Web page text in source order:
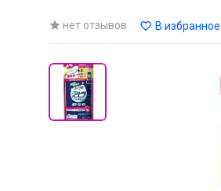
нет отзывов В избранное